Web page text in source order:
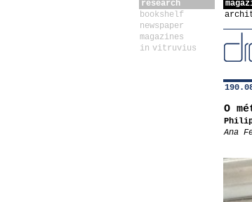
research
bookshelf
newspaper
magazines
in vitruvius
O
Ana